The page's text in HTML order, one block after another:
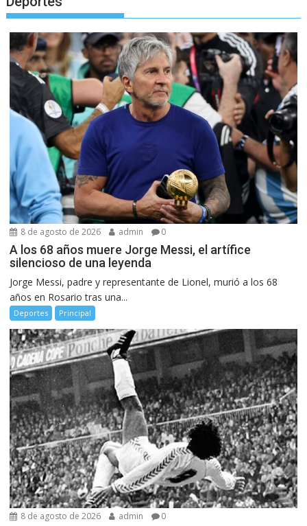
8 de agosto de 2026 admin 0
A los 68 años muere Jorge Messi, el artífice
silencioso de una leyenda
Jorge Messi, padre y representante de Lionel, murió a los 68
años en Rosario tras una...
Deportes Principal
8 de agosto de 2026 admin 0